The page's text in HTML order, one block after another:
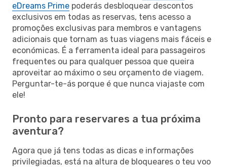
eDreams Prime poderás desbloquear descontos
exclusivos em todas as reservas, tens acesso a
promoções exclusivas para membros e vantagens
adicionais que tornam as tuas viagens mais fáceis e
económicas. É a ferramenta ideal para passageiros
frequentes ou para qualquer pessoa que queira
aproveitar ao máximo o seu orçamento de viagem.
Perguntar-te-ás porque é que nunca viajaste com
ele!
Pronto para reservares a tua próxima
aventura?
Agora que já tens todas as dicas e informações
privilegiadas, está na altura de bloqueares o teu voo